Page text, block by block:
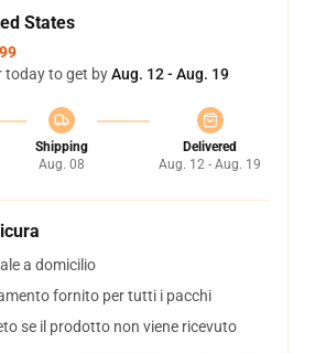
States
today to get byAug. 12 - Aug. 19
Shipping
Aug. 08
Delivered
Aug. 12 - Aug. 19
a domicilio
fornito per tutti i pacchi
se il prodotto non viene ricevuto